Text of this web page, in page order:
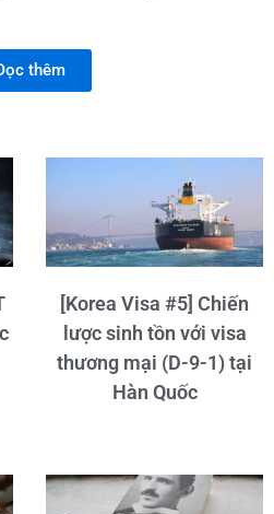
thêm
[Korea Visa #5] Chiến
lược sinh tồn với visa
thương mại (D-9-1) tại
Hàn Quốc